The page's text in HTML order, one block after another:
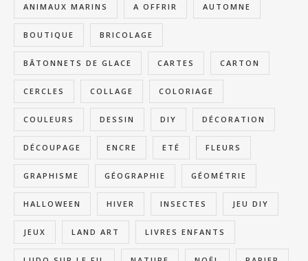
ANIMAUX MARINS A OFFRIR AUTOMNE
BOUTIQUE BRICOLAGE
BÂTONNETS DE GLACE CARTES CARTON
CERCLES COLLAGE COLORIAGE
COULEURS DESSIN DIY DÉCORATION
DÉCOUPAGE ENCRE ETÉ FLEURS
GRAPHISME GÉOGRAPHIE GÉOMÉTRIE
HALLOWEEN HIVER INSECTES JEU DIY
JEUX LAND ART LIVRES ENFANTS